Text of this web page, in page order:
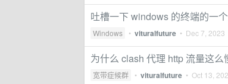
吐槽一下 windows 的终端的一
Windows • vituralfuture • Dec 7, 2023
为什么 clash 代理 http 流量这么
宽带症候群 • vituralfuture • Oct 13,